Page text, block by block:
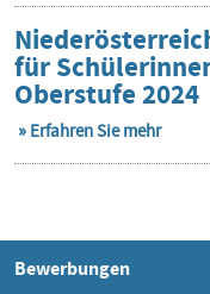
für
Oberstufe 2024
Erfahren Sie mehr
Bewerbungen